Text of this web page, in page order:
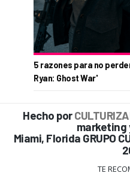
5 razones para no
Ryan: Ghost War'
Hecho por
marketing
Miami, Florida GRUPO
TE